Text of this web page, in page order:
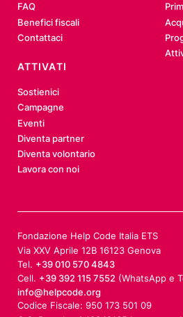
FAQ
Benefici fiscali
Contattaci
ATTIVATI
Sostienici
Campagne
Eventi
Diventa partner
Diventa volontario
Lavora con noi
Fondazione Help Code Italia ETS
Via XXV Aprile 12B 16123 Genova
Tel. +39 010 570 4843
Cell. +39 392 115 7552 (WhatsApp e
info@helpcode.org
Codice Fiscale: 950 173 501 09